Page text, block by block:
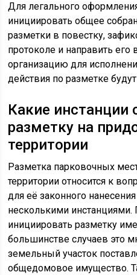
Для легального
инициировать общее
разметки в повестку,
протоколе и направить
организацию для
действия по разметке
Какие инстанции
разметку на
территории
Разметка парковочных
территории относится к
для её законного
несколькими
инициировать разметку
большинстве случаев это
земельный участок
общедомовое имущество.